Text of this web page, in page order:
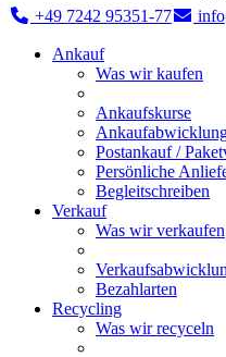
+49 7242 95351-77
Ankauf
Was wir kaufen
Ankaufskurse
Postankauf /
Persönliche
Begleitschreiben
Verkauf
Was wir verkaufen
Bezahlarten
Recycling
Was wir recyceln